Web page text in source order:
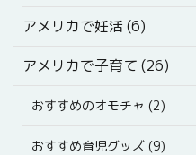
アメリカで妊活 (6)
アメリカで子育て (26)
おすすめのオモチャ (2)
おすすめ育児グッズ (9)